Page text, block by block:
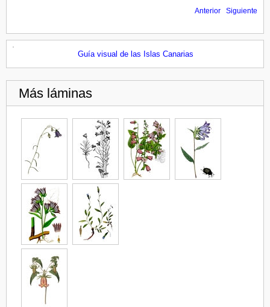
Anterior Siguiente
Guía visual de las Islas Canarias
Más láminas